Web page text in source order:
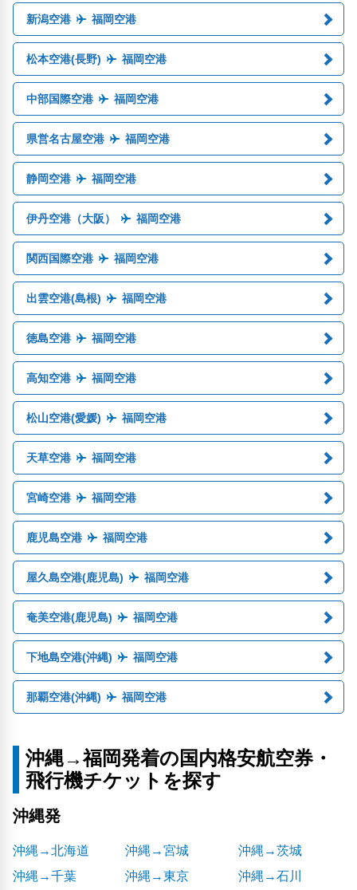
新潟空港 福岡空港
松本空港(長野) 福岡空港
中部国際空港 福岡空港
県営名古屋空港 福岡空港
静岡空港 福岡空港
伊丹空港（大阪） 福岡空港
関西国際空港 福岡空港
出雲空港(島根) 福岡空港
徳島空港 福岡空港
高知空港 福岡空港
松山空港(愛媛) 福岡空港
天草空港 福岡空港
宮崎空港 福岡空港
鹿児島空港 福岡空港
屋久島空港(鹿児島) 福岡空港
奄美空港(鹿児島) 福岡空港
下地島空港(沖縄) 福岡空港
那覇空港(沖縄) 福岡空港
沖縄→福岡発着の国内格安航空券・
飛行機チケットを探す
沖縄発
沖縄→北海道 沖縄→宮城
沖縄→茨城
沖縄→千葉
沖縄→東京
沖縄→石川